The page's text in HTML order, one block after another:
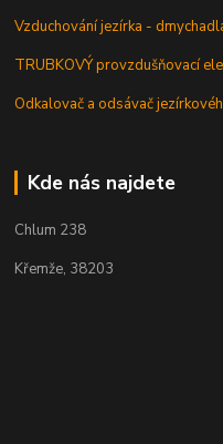
Vzduchování jezírka -
TRUBKOVÝ provzdušňovací
Odkalovač a odsávač
Kde nás najdete
Chlum 238
Křemže, 38203